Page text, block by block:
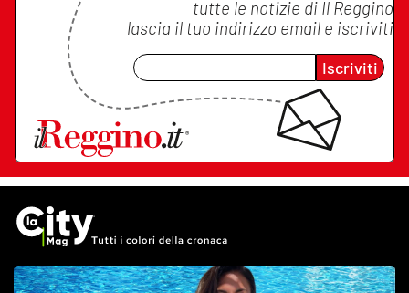
tutte le notizie di Il Reggino
lascia il tuo indirizzo email e iscriviti
Iscriviti